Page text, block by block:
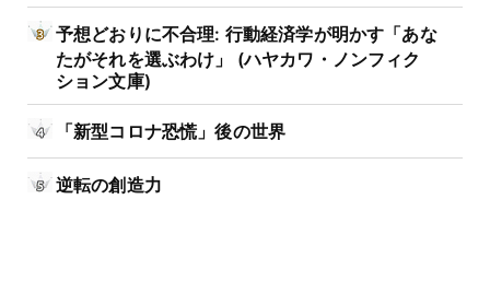
予想どおりに不合理: 行動経済学が明かす「あな
たがそれを選ぶわけ」 (ハヤカワ・ノンフィク
ション文庫)
「新型コロナ恐慌」後の世界
逆転の創造力